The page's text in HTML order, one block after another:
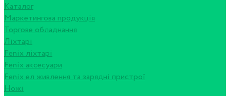
Каталог
Маркетингова продукція
Торгове обладнання
Ліхтарі
Fenix ліхтарі
Fenix аксесуари
Fenix ел живлення та зарядні пристрої
Ножі